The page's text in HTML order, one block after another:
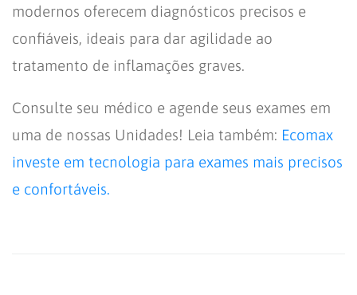
modernos oferecem diagnósticos precisos e
confiáveis, ideais para dar agilidade ao
tratamento de inflamações graves.
Consulte seu médico e agende seus exames em
uma de nossas Unidades! Leia também: Ecomax
investe em tecnologia para exames mais precisos
e confortáveis.